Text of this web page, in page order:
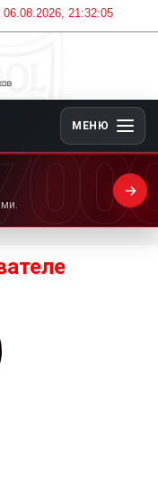
06.08.2026, 21:32:05
МЕНЮ